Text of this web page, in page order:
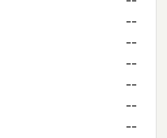
--
--
--
--
--
--